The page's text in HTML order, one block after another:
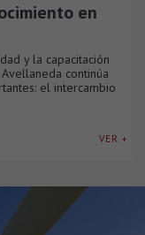
en
y la capacitación
continúa
el intercambio
VER +